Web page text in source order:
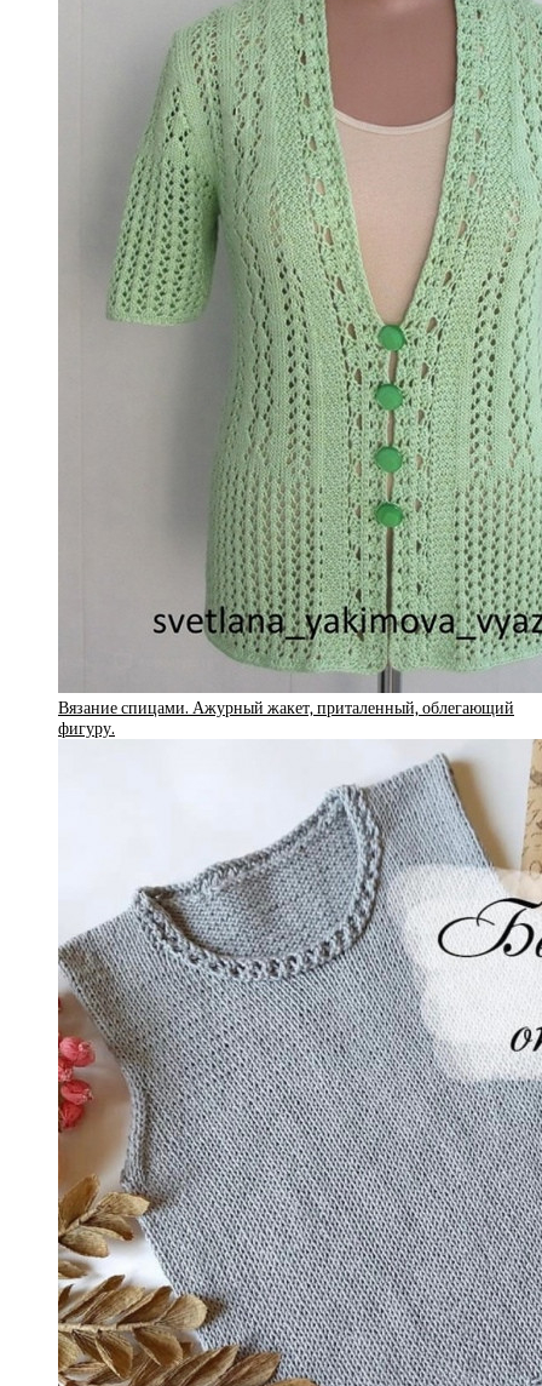
Вязание спицами. Ажурный жакет, приталенный, облегающий
фигуру.